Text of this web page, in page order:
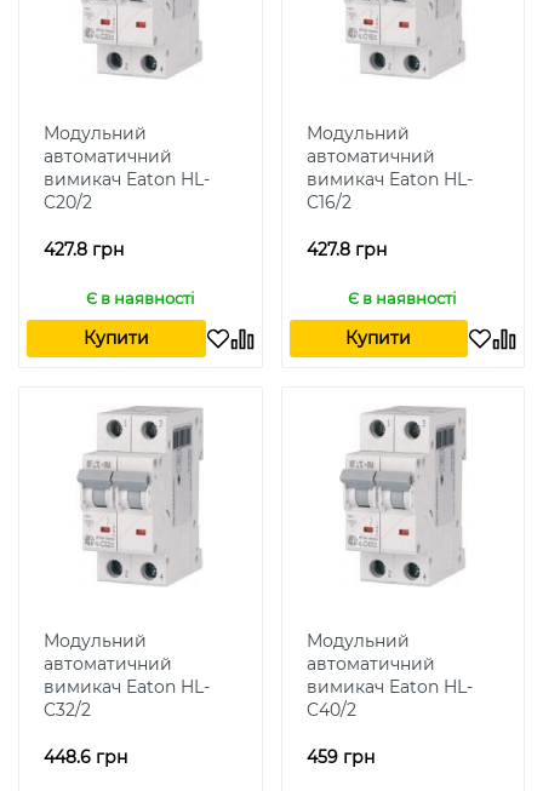
Модульний
автоматичний
вимикач Eaton HL-
C20/2
427.8 грн
Є в наявності
Купити
Модульний
автоматичний
вимикач Eaton HL-
C16/2
427.8 грн
Є в наявності
Купити
Модульний
автоматичний
вимикач Eaton HL-
C32/2
448.6 грн
Модульний
автоматичний
вимикач Eaton HL-
C40/2
459 грн